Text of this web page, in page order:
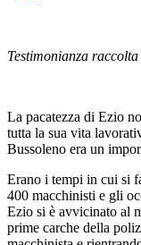
Testimonianza
La pacatezza di Ezio
tutta la sua vita
Bussoleno era un
Erano i tempi in cui si
400 macchinisti e gli
Ezio si è avvicinato al
prime carche della